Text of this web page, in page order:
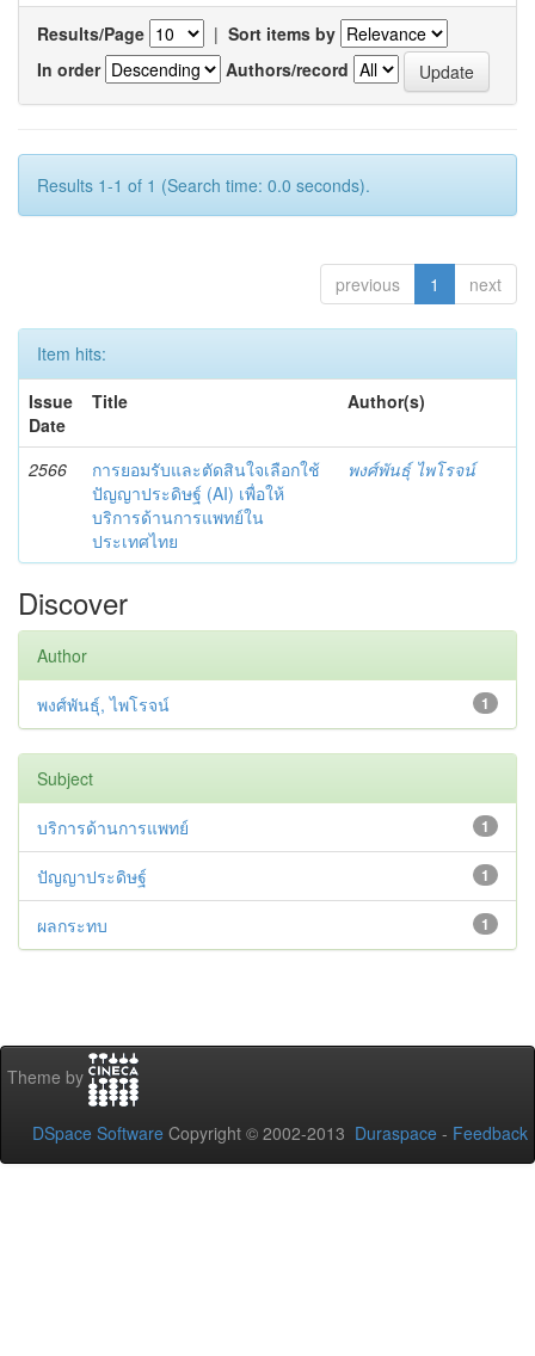
Results/Page | Sort items by
In order
Authors/record
Results 1-1 of 1 (Search time: 0.0 seconds).
previous 1 next
Item hits:
Issue
Date
Title Author(s)
2566
การยอมรับและตัดสินใจเลือกใช้
ปัญญาประดิษฐ์ (AI) เพื่อให้
บริการด้านการแพทย์ใน
ประเทศไทย
พงศ์พันธุ์ ไพโรจน์
Discover
Author
1
พงศ์พันธุ์, ไพโรจน์
Subject
1
บริการด้านการแพทย์
1
ปัญญาประดิษฐ์
1
ผลกระทบ
Theme by
DSpace Software Copyright © 2002-2013 Duraspace - Feedback